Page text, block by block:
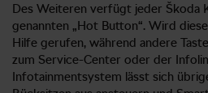
Des Weiteren verfügt jeder Škoda
genannten „Hot Button“. Wird
Hilfe gerufen, während andere
zum Service-Center oder der
Infotainmentsystem lässt sich